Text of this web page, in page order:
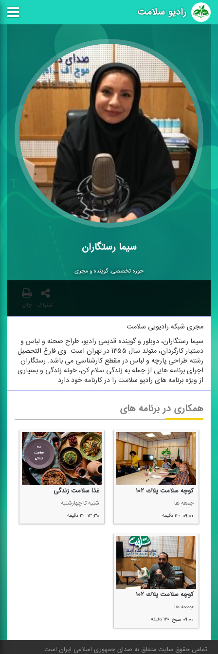
رادیو سلامت
سیما رستگاران
حوزه تخصصی: گوینده و مجری
اشتراک چاپ
مجری شبكه رادیویی سلامت
سیما رستگاران، دوبلور و گوینده قدیمی رادیو، طراح صحنه و لباس و
دستیار كارگردان، متولد سال ۱۳۵۵ در تهران است. وی فارغ التحصیل
رشته طراحی پارچه و لباس در مقطع كارشناسی می باشد. رستگاران
اجرای برنامه هایی از جمله به زندگی سلام كن، خونه زندگی و بسیاری
از ویژه برنامه های رادیو سلامت را در كارنامه خود دارد
همکاری در برنامه های
كوچه سلامت پلاك ۱۰۲
جمعه ها
۰۹:۰۰ ۱۲۰ دقیقه
غذا سلامت زندگی
شنبه تا چهارشنبه
۱۳:۳۰ ۳۰ دقیقه
كوچه سلامت پلاك ۱۰۲
جمعه ها
۰۹:۰۰ صبح ۱۲۰ دقیقه
تمامی حقوق سایت متعلق به صدای جمهوری اسلامی ایران است